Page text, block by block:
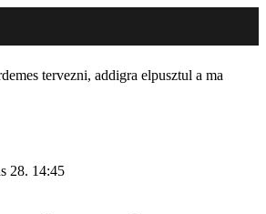
tervezni, addigra elpusztul a ma
28. 14:45